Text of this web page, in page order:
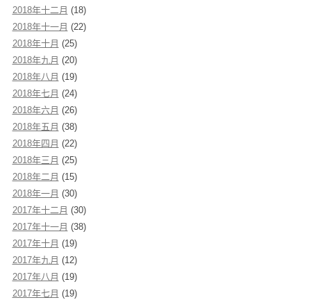
2018年十二月 (18)
2018年十一月 (22)
2018年十月 (25)
2018年九月 (20)
2018年八月 (19)
2018年七月 (24)
2018年六月 (26)
2018年五月 (38)
2018年四月 (22)
2018年三月 (25)
2018年二月 (15)
2018年一月 (30)
2017年十二月 (30)
2017年十一月 (38)
2017年十月 (19)
2017年九月 (12)
2017年八月 (19)
2017年七月 (19)